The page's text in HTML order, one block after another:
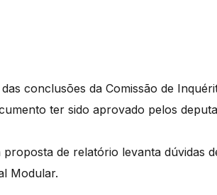
conclusões da Comissão de
ter sido aprovado pelos
de relatório levanta dúvidas
Modular.